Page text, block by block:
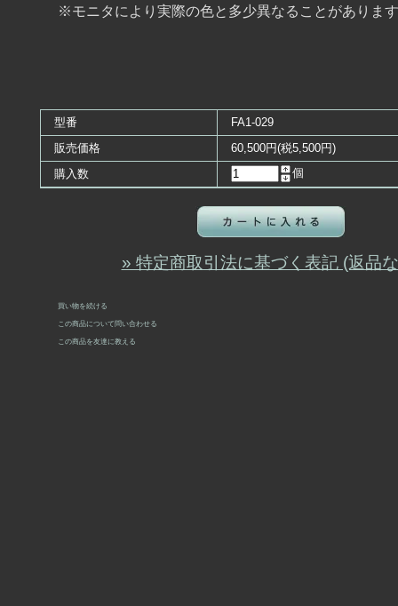
※モニタにより実際の色と多少異なることがありま
型番
FA1-029
販売価格
60,500円(税5,500円)
購入数
個
» 特定商取引法に基づく表記 (返品
買い物を続ける
この商品について問い合わせる
この商品を友達に教える